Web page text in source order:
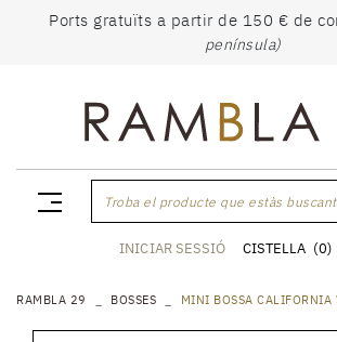
Ports gratuïts a partir de 150 € de
península)
Troba el producte que estàs
INICIAR SESSIÓ CISTELLA (0)
RAMBLA 29 BOSSES MINI BOSSA